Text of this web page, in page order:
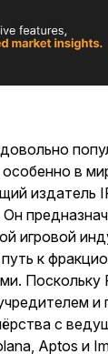
в
издатель
Он
игровой
к
Поскольку
с
Aptos и